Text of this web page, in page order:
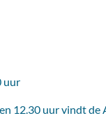
uur
12.30 uur vindt de